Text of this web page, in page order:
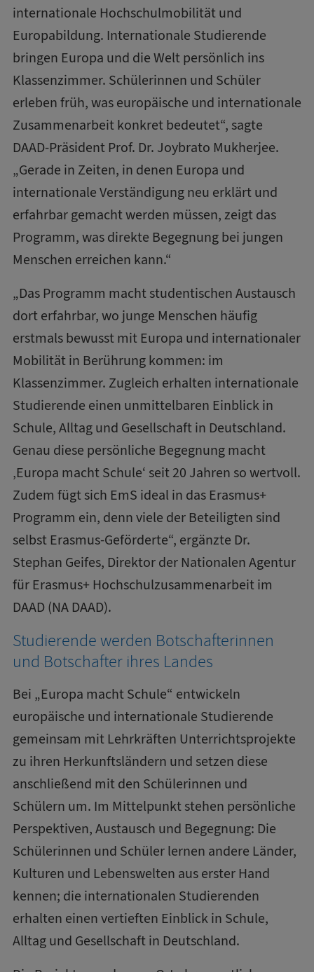
internationale Hochschulmobilität und
Europabildung. Internationale Studierende
bringen Europa und die Welt persönlich ins
Klassenzimmer. Schülerinnen und Schüler
erleben früh, was europäische und internationale
Zusammenarbeit konkret bedeutet“, sagte
DAAD-Präsident Prof. Dr. Joybrato Mukherjee.
„Gerade in Zeiten, in denen Europa und
internationale Verständigung neu erklärt und
erfahrbar gemacht werden müssen, zeigt das
Programm, was direkte Begegnung bei jungen
Menschen erreichen kann.“
„Das Programm macht studentischen Austausch
dort erfahrbar, wo junge Menschen häufig
erstmals bewusst mit Europa und internationaler
Mobilität in Berührung kommen: im
Klassenzimmer. Zugleich erhalten internationale
Studierende einen unmittelbaren Einblick in
Schule, Alltag und Gesellschaft in Deutschland.
Genau diese persönliche Begegnung macht
‚Europa macht Schule‘ seit 20 Jahren so wertvoll.
Zudem fügt sich EmS ideal in das Erasmus+
Programm ein, denn viele der Beteiligten sind
selbst Erasmus-Geförderte“, ergänzte Dr.
Stephan Geifes, Direktor der Nationalen Agentur
für Erasmus+ Hochschulzusammenarbeit im
DAAD (NA DAAD).
Studierende werden Botschafterinnen
und Botschafter ihres Landes
Bei „Europa macht Schule“ entwickeln
europäische und internationale Studierende
gemeinsam mit Lehrkräften Unterrichtsprojekte
zu ihren Herkunftsländern und setzen diese
anschließend mit den Schülerinnen und
Schülern um. Im Mittelpunkt stehen persönliche
Perspektiven, Austausch und Begegnung: Die
Schülerinnen und Schüler lernen andere Länder,
Kulturen und Lebenswelten aus erster Hand
kennen; die internationalen Studierenden
erhalten einen vertieften Einblick in Schule,
Alltag und Gesellschaft in Deutschland.